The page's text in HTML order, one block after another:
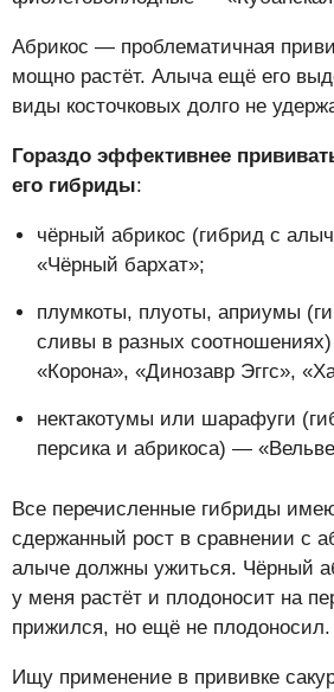
Абрикос — проблематичная
мощно растёт. Алыча ещё его
виды косточковых долго не
Гораздо эффективнее
его гибриды:
чёрный абрикос (гибрид с
«Чёрный бархат»;
плумкоты, плуоты, априумы
сливы в разных
«Корона», «Динозавр Эггс»,
нектакотумы или шарафуги
персика и абрикоса) —
Все перечисленные гибриды
сдержанный рост в сравнении с
алыче должны ужиться. Чёрный
у меня растёт и плодоносит на
прижился, но ещё не плодоносил.
Ищу применение в прививке